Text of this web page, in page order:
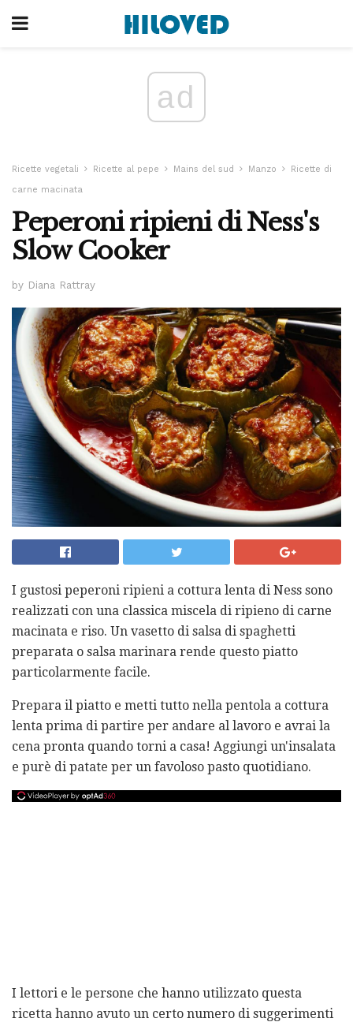
ad
Ricette vegetali Ricette al pepe Mains del sud Manzo
Ricette di
carne macinata
Peperoni ripieni di Ness's
Slow Cooker
by Diana Rattray
I gustosi peperoni ripieni a cottura lenta di Ness sono
realizzati con una classica miscela di ripieno di carne
macinata e riso. Un vasetto di salsa di spaghetti
preparata o salsa marinara rende questo piatto
particolarmente facile.
Prepara il piatto e metti tutto nella pentola a cottura
lenta prima di partire per andare al lavoro e avrai la
cena pronta quando torni a casa! Aggiungi un'insalata
e purè di patate per un favoloso pasto quotidiano.
I lettori e le persone che hanno utilizzato questa
ricetta hanno avuto un certo numero di suggerimenti